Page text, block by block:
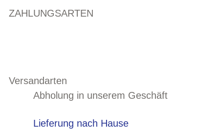
ZAHLUNGSARTEN
Versandarten
Abholung in unserem Geschäft
Lieferung nach Hause